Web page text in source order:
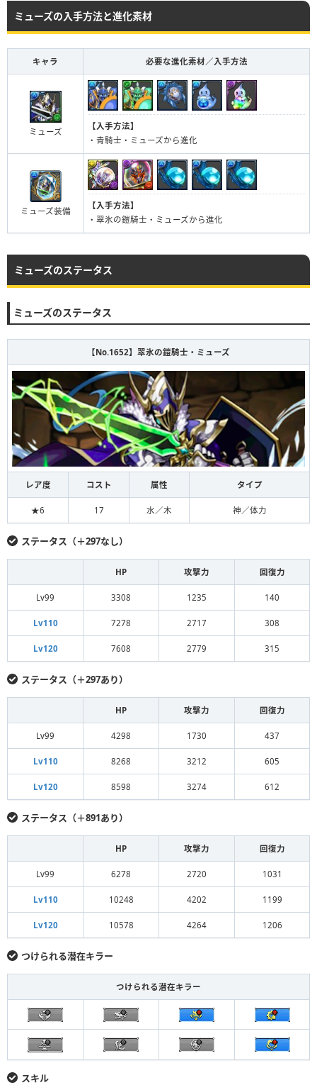
ミューズの入手方法と進化素材
キャラ 必要な進化素材／入手方法
ミューズ
【入手方法】
・青騎士・ミューズから進化
ミューズ装備
【入手方法】
・翠氷の鎧騎士・ミューズから進化
ミューズのステータス
ミューズのステータス
【No.1652】翠氷の鎧騎士・ミューズ
レア度 コスト 属性 タイプ
★6 17 水／木 神／体力
ステータス（＋297なし）
HP 攻撃力 回復力
Lv99 3308 1235 140
Lv110 7278 2717 308
Lv120 7608 2779 315
ステータス（＋297あり）
HP 攻撃力 回復力
Lv99 4298 1730 437
Lv110 8268 3212 605
Lv120 8598 3274 612
ステータス（＋891あり）
HP 攻撃力 回復力
Lv99 6278 2720 1031
Lv110 10248 4202 1199
Lv120 10578 4264 1206
つけられる潜在キラー
つけられる潜在キラー
スキル